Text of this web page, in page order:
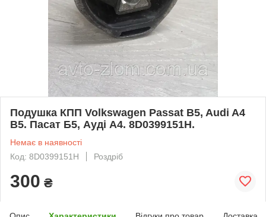
Подушка КПП Volkswagen Passat B5, Audi A4
B5. Пасат Б5, Ауді А4. 8D0399151H.
Немає в наявності
Код: 8D0399151H
Роздріб
300 ₴